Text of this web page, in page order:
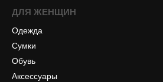
ДЛЯ ЖЕНЩИН
Одежда
Сумки
Обувь
Аксессуары